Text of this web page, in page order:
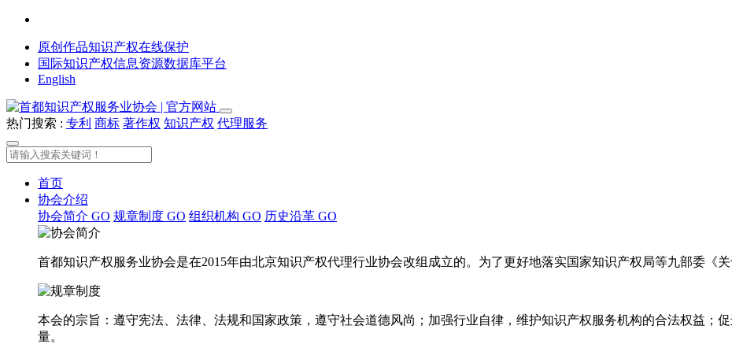
原创作品知识产权在线保护
国际知识产权信息资源数据库平台
English
热门搜索 : 专利 商标 著作权 知识产权 代理服务
首页
协会介绍
协会简介 GO 规章制度 GO 组织机构 GO 历史沿革 GO
首都知识产权服务业协会是在2015年由北京知识产权代理行业协会改组成立的。为了更好地落实国家知识产权局等九部委
本会的宗旨：遵守宪法、法律、法规和国家政策，遵守社会道德风尚；加强行业自律，维护知识产权服务机构的合法权益；
量。